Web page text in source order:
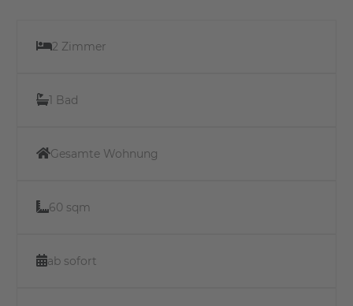
2 Zimmer
1 Bad
Gesamte Wohnung
60 sqm
ab sofort